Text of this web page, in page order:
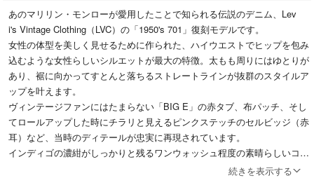
あのマリリン・モンローが愛用したことで知られる伝説のデニム、Lev
i's Vintage Clothing（LVC）の「1950's 701」復刻モデルです。
女性の体型を美しく見せるために作られた、ハイウエストでヒップを包み
込むような女性らしいシルエットが最大の特徴。太もも周りにはゆとりが
あり、裾に向かってすとんと落ちるストレートラインが抜群のスタイルア
ップを叶えます。
ヴィンテージファンにはたまらない「BIG E」の赤タブ、布パッチ、そし
てロールアップした時にチラリと見えるピンクステッチのセルビッジ（赤
耳）など、当時のディテールが忠実に再現されています。
インディゴの濃紺がしっかりと残るワンウォッシュ程度の素晴らしいコン
ディション。これからご自身で穿き込んで、自分だけの色落ち（エイジン
続きを表示する